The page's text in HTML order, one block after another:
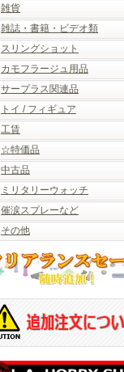
雑貨
雑誌・書籍・ビデオ類
スリングショット
カモフラージュ用品
サープラス関連品
トイ / フィギュア
工賃
☆特価品
中古品
ミリタリーウォッチ
催涙スプレーなど
その他